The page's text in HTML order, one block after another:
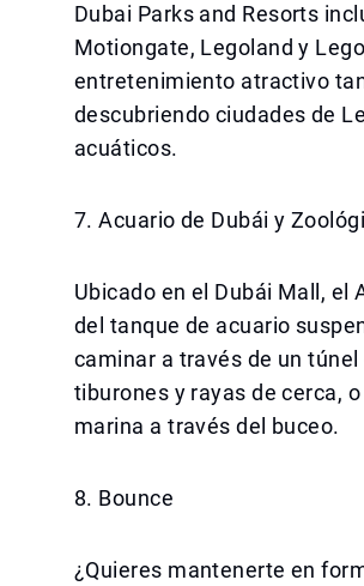
Dubai Parks and Resorts
Motiongate, Legoland y
entretenimiento atractivo
descubriendo ciudades de
acuáticos.
7. Acuario de Dubái y
Ubicado en el Dubái Mall, el
del tanque de acuario
caminar a través de un
tiburones y rayas de cerca,
marina a través del buceo.
8. Bounce
¿Quieres mantenerte en